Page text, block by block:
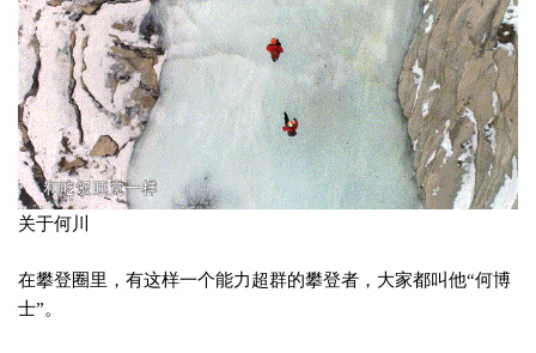
关于何川
在攀登圈里，有这样一个能力超群的攀登者，大家都叫他“何博
士”。